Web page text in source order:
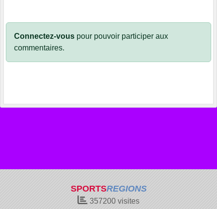
Connectez-vous pour pouvoir participer aux
commentaires.
SPORTSREGIONS
357200 visites